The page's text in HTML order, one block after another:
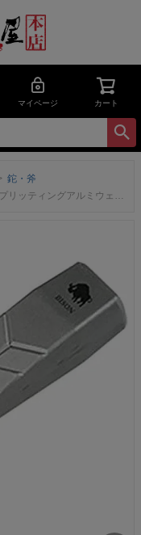
マイページ カート
鉈・斧
ラフトマンシップが生み出す最高の斧シリーズ【頑張って送料無料！】